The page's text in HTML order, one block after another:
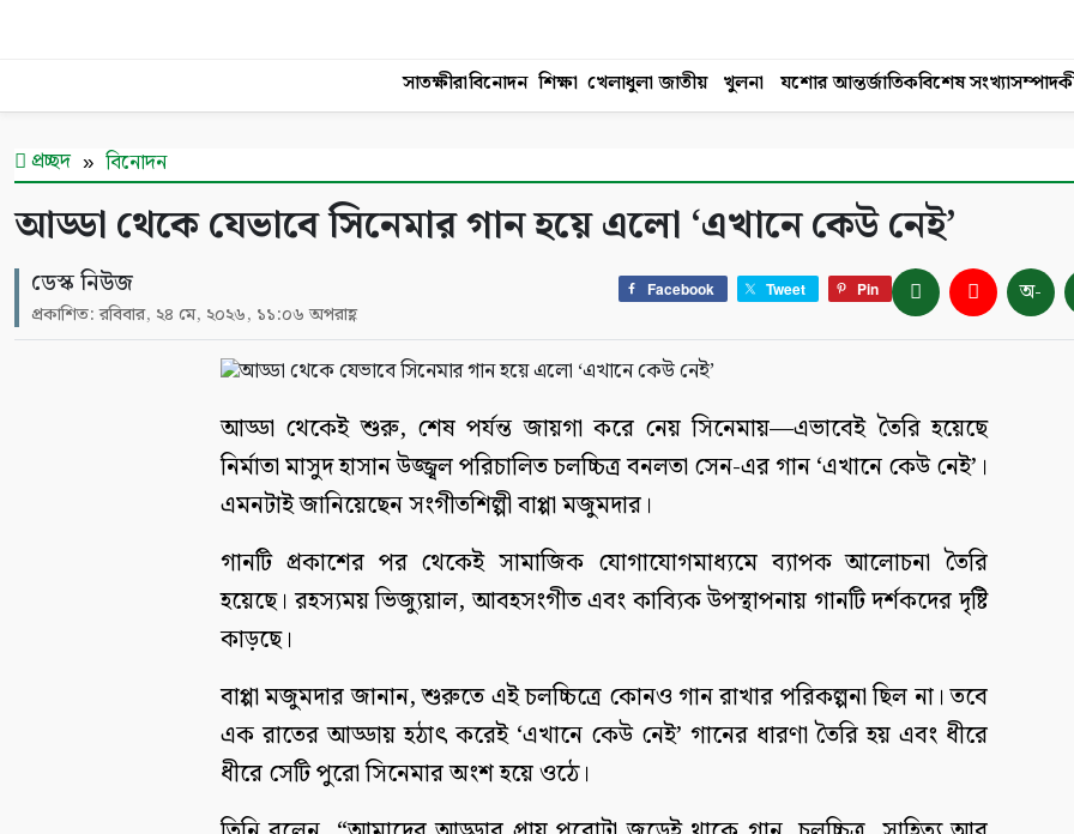
সাতক্ষীরাবিনোদন শিক্ষা খেলাধুলা জাতীয় খুলনা যশোর আন্তর্জাতিকবিশেষ সংখ্যা
প্রচ্ছদ বিনোদন
আড্ডা থেকে যেভাবে সিনেমার গান হয়ে এলো ‘এখানে কেউ নেই’
ডেস্ক নিউজ
প্রকাশিত: রবিবার, ২৪ মে, ২০২৬, ১১:০৬ অপরাহ্ণ
Facebook Tweet Pin অ-
আড্ডা থেকেই শুরু, শেষ পর্যন্ত জায়গা করে নেয় সিনেমায়—এভাবেই তৈরি হয়েছে
নির্মাতা মাসুদ হাসান উজ্জ্বল পরিচালিত চলচ্চিত্র বনলতা সেন-এর গান ‘এখানে কেউ নেই’।
এমনটাই জানিয়েছেন সংগীতশিল্পী বাপ্পা মজুমদার।
গানটি প্রকাশের পর থেকেই সামাজিক যোগাযোগমাধ্যমে ব্যাপক আলোচনা তৈরি
হয়েছে। রহস্যময় ভিজ্যুয়াল, আবহসংগীত এবং কাব্যিক উপস্থাপনায় গানটি দর্শকদের দৃষ্টি
কাড়ছে।
বাপ্পা মজুমদার জানান, শুরুতে এই চলচ্চিত্রে কোনও গান রাখার পরিকল্পনা ছিল না। তবে
এক রাতের আড্ডায় হঠাৎ করেই ‘এখানে কেউ নেই’ গানের ধারণা তৈরি হয় এবং ধীরে
ধীরে সেটি পুরো সিনেমার অংশ হয়ে ওঠে।